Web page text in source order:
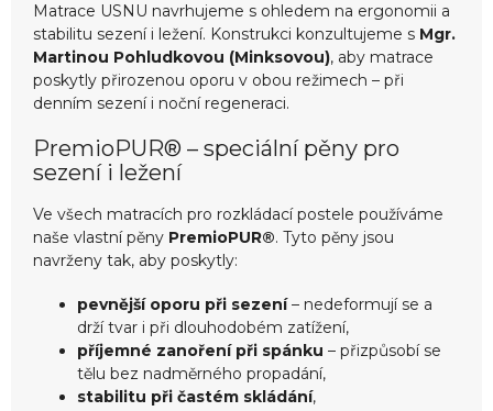
Matrace USNU navrhujeme s ohledem na ergonomii a
stabilitu sezení i ležení. Konstrukci konzultujeme s Mgr.
Martinou Pohludkovou (Minksovou), aby matrace
poskytly přirozenou oporu v obou režimech – při
denním sezení i noční regeneraci.
PremioPUR® – speciální pěny pro
sezení i ležení
Ve všech matracích pro rozkládací postele používáme
naše vlastní pěny PremioPUR®. Tyto pěny jsou
navrženy tak, aby poskytly:
pevnější oporu při sezení– nedeformují se a
drží tvar i při dlouhodobém zatížení,
příjemné zanoření při spánku – přizpůsobí se
tělu bez nadměrného propadání,
stabilitu při častém skládání,